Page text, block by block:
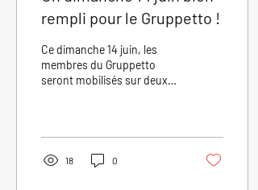
rempli pour le Gruppetto !
Ce dimanche 14 juin, les
membres du Gruppetto
seront mobilisés sur deux
direction de la Galibier
Vintage, rendez-vous
incontournable des
18 0